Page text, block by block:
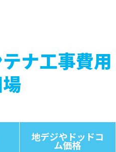
ナ工事費用
地デジやドッドコ
ム価格